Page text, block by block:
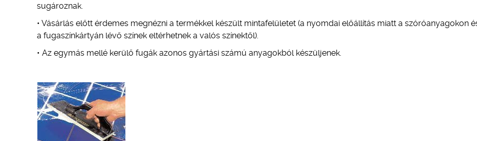
sugároznak.
• Vásárlás előtt érdemes megnézni a termékkel készült mintafelületet (a nyomdai előállítás miatt a szóróanyagokon
a fugaszínkártyán lévő színek eltérhetnek a valós színektől).
• Az egymás mellé kerülő fugák azonos gyártási számú anyagokból készüljenek.